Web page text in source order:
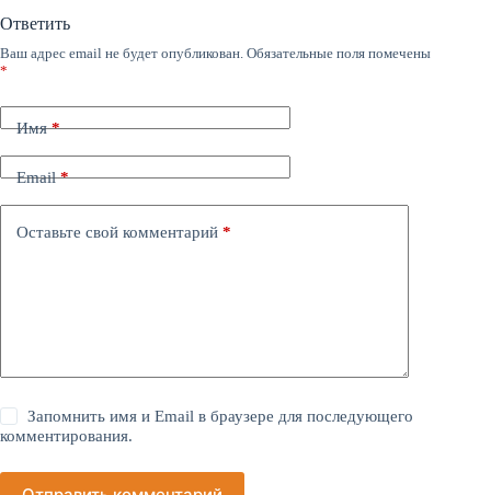
Ответить
Ваш адрес email не будет опубликован. Обязательные поля помечены
*
Имя*
Email*
Оставьте свой комментарий *
Запомнить имя и Email в браузере для последующего
комментирования.